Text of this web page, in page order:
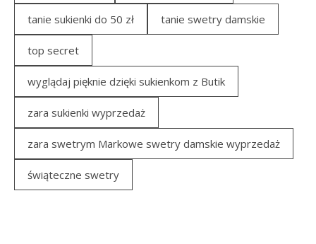
tanie sukienki do 50 zł tanie swetry damskie
top secret
wyglądaj pięknie dzięki sukienkom z Butik
zara sukienki wyprzedaż
zara swetrym Markowe swetry damskie wyprzedaż
świąteczne swetry